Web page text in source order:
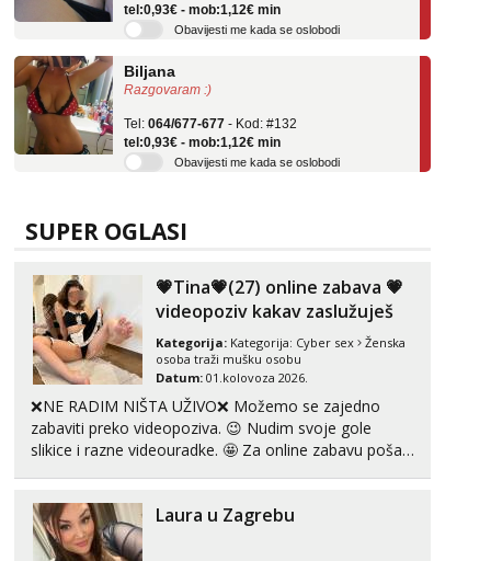
Obavijesti me kada se oslobodi
Razgovaram :)
tel:0,93€ - mob:1,12€ min
Obavijesti me kada se oslobodi
Tel:064/677-677
Čekam tvoj poziv!
Tel: 064/677-677- Kod: #135
tel:0,93€ - mob:1,12€ min
Anita
Čekam tvoj poziv!
tel:0,93€ - mob:1,12€ min
Zara
Čekam tvoj poziv!
SUPER OGLASI
💗Tina💗(27) online zabava 💗
videopoziv kakav zaslužuješ
Kategorija: Kategorija: Cyber sex
Ženska
osoba traži mušku osobu
Datum: 01.kolovoza 2026.
❌NE RADIM NIŠTA UŽIVO❌ Možemo se zajedno
zabaviti preko videopoziva. 😉 Nudim svoje gole
slikice i razne videouradke. 🤩 Za online zabavu pošalji
vidjeti na videopozivu. 😉 S vama sam vec 5 ...
Laura u Zagrebu